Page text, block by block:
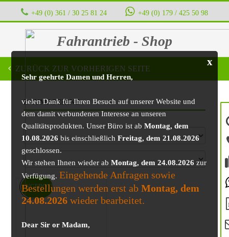
+49 (0) 361 / 30 25 81 24 ‭ ‭ ‭ ‭ +49 (0) 179 / 425 50 98
Fahrantrieb - Shop
x
Sehr geehrte Damen und Herren,
vielen Dank für Ihren Besuch auf unserer Website und
dem damit verbundenen Interesse an unseren
Qualitätsprodukten. Unser Büro ist abMontag, dem
10.08.2026 bis einschließlichFreitag, dem 21.08.2026
geschlossen.
Wir stehen Ihnen wieder abMontag, dem 24.08.2026 zur
Verfügung. Eingehende Anfragen sowie
Bestellungen werden erst abMontag, dem
24.08.2026 wieder bearbeitet.
Dear Sir or Madam,
ZURÜCK ZUR VORHERIGEN SEITE
BAUMASCHINE
ANGEBOT!